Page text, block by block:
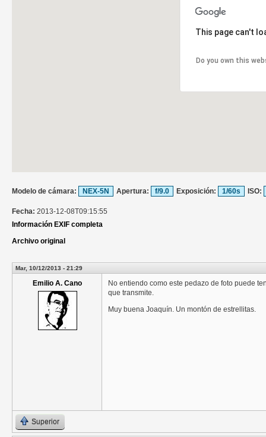
This page can't
Do you own this
Modelo de cámara: NEX-5N Apertura: f/9.0 Exposición: 1/60s ISO:
Fecha: 2013-12-08T09:15:55
Información EXIF completa
Archivo original
Mar, 10/12/2013 - 21:29
Emilio A. Cano
No entiendo como este pedazo de foto puede
que transmite.
Muy buena Joaquín. Un montón de estrellitas.
Superior